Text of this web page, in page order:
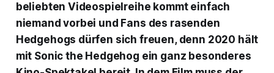
beliebten Videospielreihe kommt einfach
niemand vorbei und Fans des rasenden
Hedgehogs dürfen sich freuen, denn 2020 hält
mit Sonic the Hedgehog ein ganz besonderes